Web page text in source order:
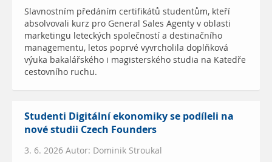
Slavnostním předáním certifikátů studentům, kteří
absolvovali kurz pro General Sales Agenty v oblasti
marketingu leteckých společností a destinačního
managementu, letos poprvé vyvrcholila doplňková
výuka bakalářského i magisterského studia na Katedře
cestovního ruchu.
Studenti Digitální ekonomiky se podíleli na
nové studii Czech Founders
3. 6. 2026 Autor: Dominik Stroukal